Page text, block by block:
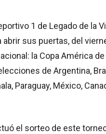
1 de Legado de la
abrir sus puertas, del
la Copa América de
de Argentina,
Paraguay, México,
el sorteo de este